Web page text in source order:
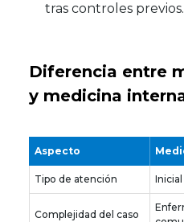
tras controles previos.
Diferencia entre
y medicina
Aspecto
Tipo de atención
Complejidad del caso